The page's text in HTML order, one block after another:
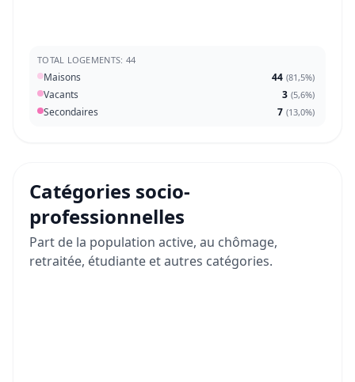
TOTAL LOGEMENTS: 44
Maisons 44 (81,5%)
Vacants 3 (5,6%)
Secondaires 7 (13,0%)
Catégories socio-
professionnelles
Part de la population active, au chômage,
retraitée, étudiante et autres catégories.